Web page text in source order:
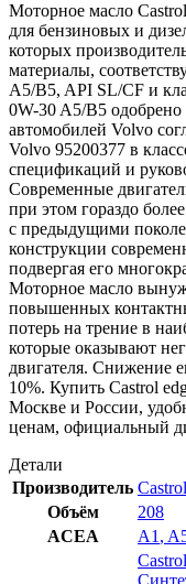
Моторное масло
для бензиновых и
которых
материалы,
A5/B5, API SL/CF и
0W-30 A5/B5
автомобилей Volvo
Volvo 95200377 в
спецификаций и
Современные
при этом гораздо
с предыдущими
конструкции
подвергая его
Моторное масло
повышенных
потерь на трение в
которые оказывают
двигателя. Снижение
10%. Купить Castrol
Москве и России,
ценам, официальный
Детали
Производитель Castrol
Объём
208
ACEA
A1 ,